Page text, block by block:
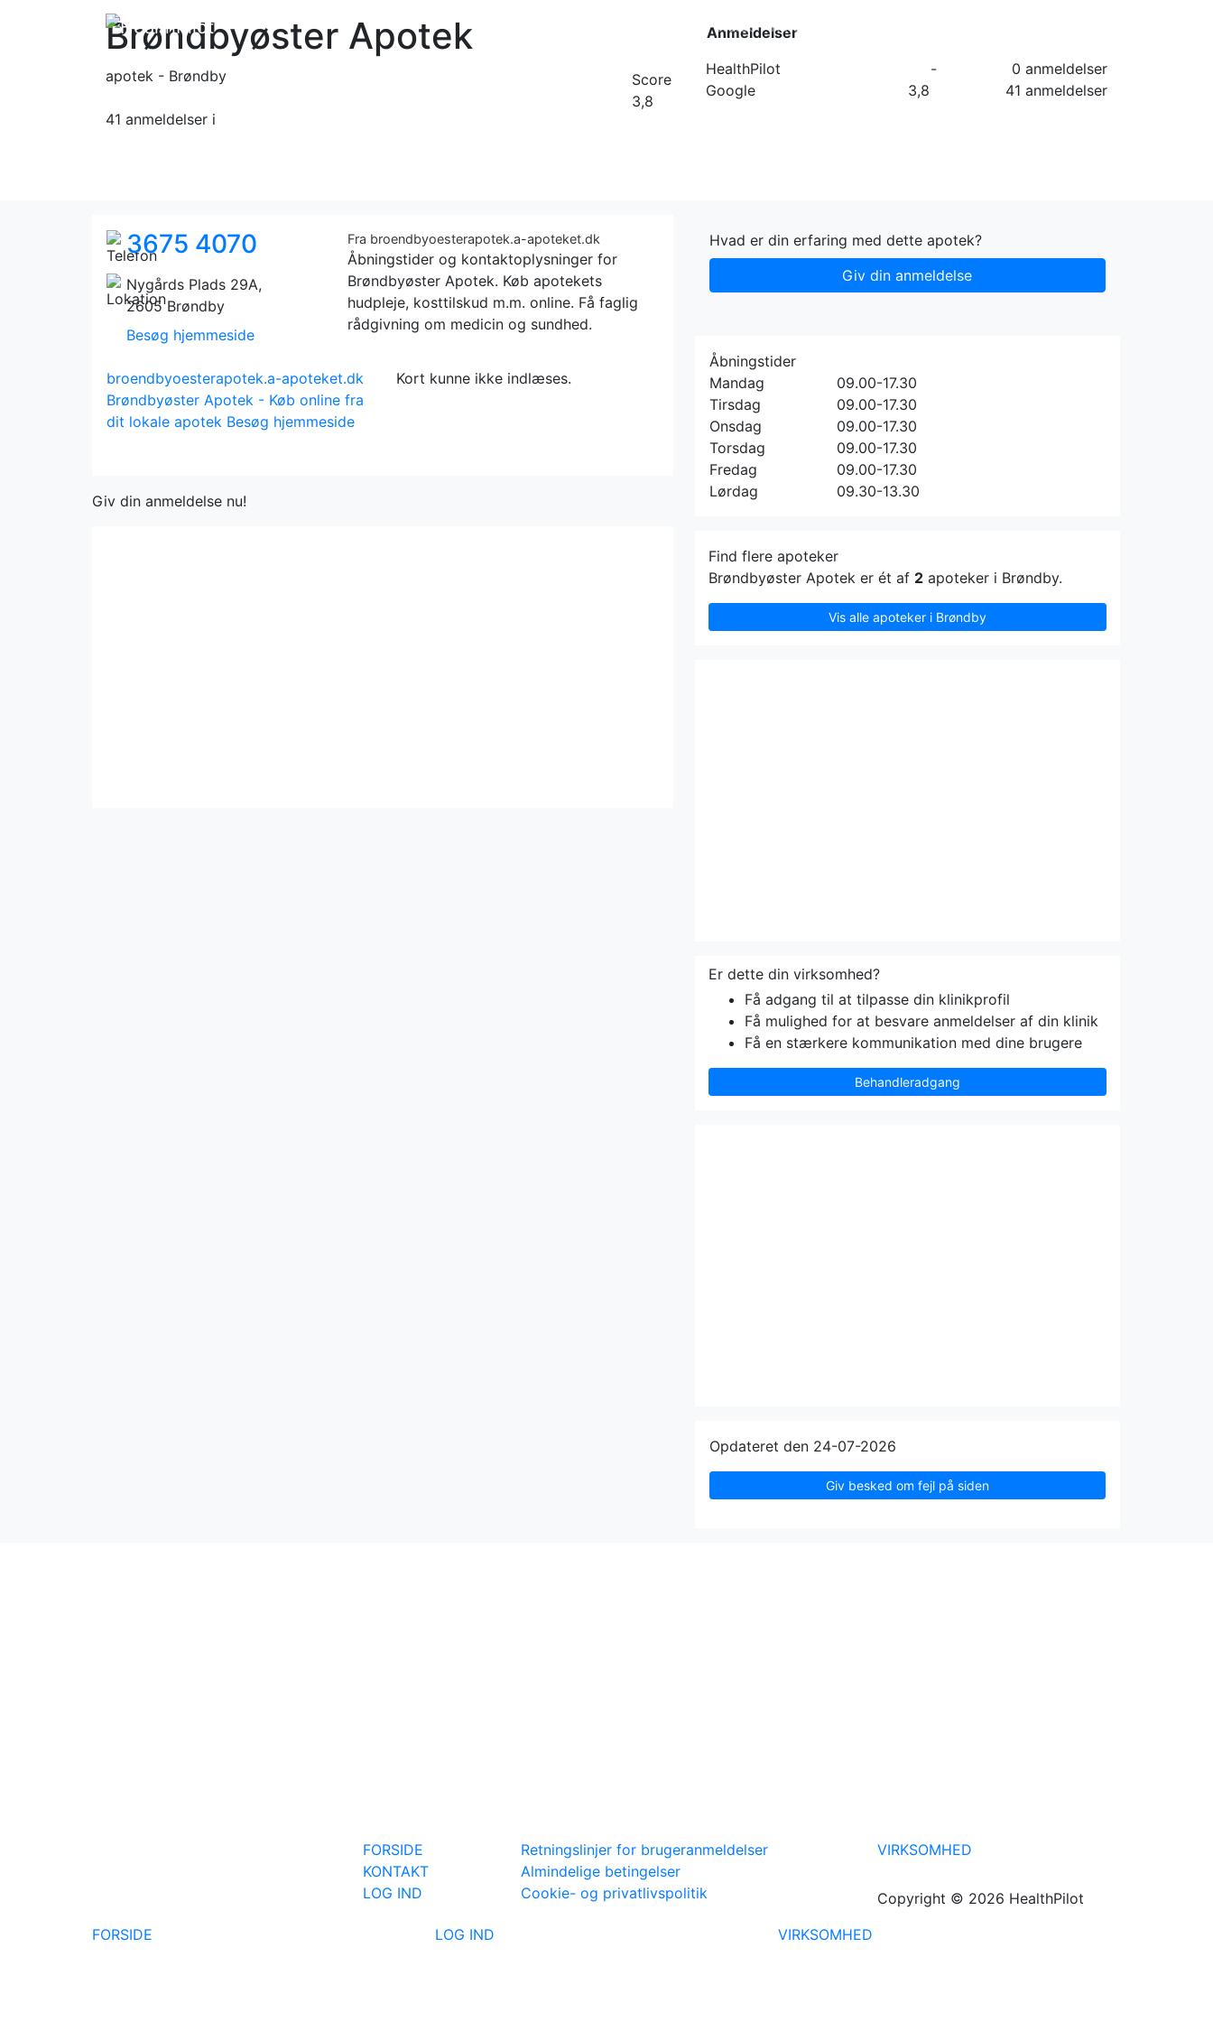
Forside Kategorier
Brøndbyøster Apotek
apotek - Brøndby
41 anmeldelser i
Score
3,8
Anmeldelser
HealthPilot
-
0 anmeldelser
Google
3,8 41 anmeldelser
3675 4070
Nygårds Plads 29A,
2605 Brøndby
Besøg hjemmeside
Fra broendbyoesterapotek.a-apoteket.dk
Åbningstider og kontaktoplysninger for
Brøndbyøster Apotek. Køb apotekets
hudpleje, kosttilskud m.m. online. Få faglig
rådgivning om medicin og sundhed.
broendbyoesterapotek.a-apoteket.dk
Brøndbyøster Apotek - Køb online fra
dit lokale apotek Besøg hjemmeside
Kort kunne ikke indlæses.
Giv din anmeldelse nu!
Hvad er din erfaring med dette apotek?
Giv din anmeldelse
Åbningstider
Mandag
09.00-17.30
Tirsdag
09.00-17.30
Onsdag
09.00-17.30
Torsdag
09.00-17.30
Fredag
09.00-17.30
Lørdag
09.30-13.30
Find flere apoteker
Brøndbyøster Apotek er ét af 2apoteker i Brøndby.
Vis alle apoteker i Brøndby
Er dette din virksomhed?
Få adgang til at tilpasse din klinikprofil
Få mulighed for at besvare anmeldelser af din klinik
Få en stærkere kommunikation med dine brugere
Behandleradgang
Opdateret den 24-07-2026
Giv besked om fejl på siden
FORSIDE
KONTAKT
LOG IND
Retningslinjer for brugeranmeldelser
Almindelige betingelser
Cookie- og privatlivspolitik
VIRKSOMHED
Copyright © 2026 HealthPilot
FORSIDE
LOG IND VIRKSOMHED